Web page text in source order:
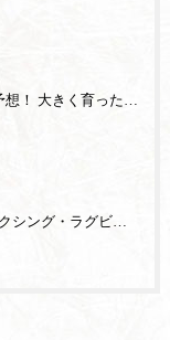
最大4.5cmを超える大玉予想！ 大きく育った「城州白」の梅狩りが6月13日から始まります
現役力士との対戦や、ボクシング・ラグビー・和菓子づくり体験も！こどもが主役の『端午の節句まつり』を5月2日から5月6日まで開催します